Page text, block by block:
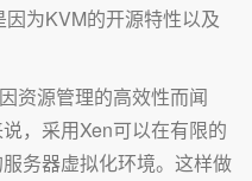
为KVM的开源特性以及
资源管理的高效性而闻
，采用Xen可以在有限的
务器虚拟化环境。这样做